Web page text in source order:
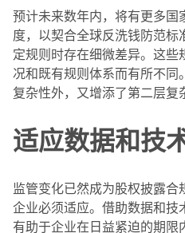
预计未来数年内，将有更多
度，以契合全球反洗钱防范
定规则时存在细微差异。这
况和既有规则体系而有所不
复杂性外，又增添了第二层复
适应数据和技
监管变化已然成为股权披露合
企业必须适应。借助数据和技
有助于企业在日益紧迫的期